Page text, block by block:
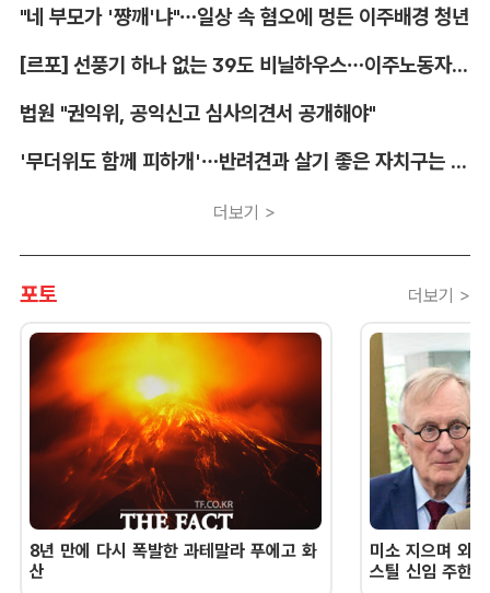
"네 부모가 '쨩깨'냐"…일상 속 혐오에 멍든 이주배경 청년
[르포] 선풍기 하나 없는 39도 비닐하우스…이주노동자의 '악몽같은 폭염'
법원 "권익위, 공익신고 심사의견서 공개해야"
'무더위도 함께 피하개'…반려견과 살기 좋은 자치구는 어디
더보기 >
포토 더보기 >
8년 만에 다시 폭발한 과테말라 푸에고 화
산
미소 지으며 외
스틸 신임 주한